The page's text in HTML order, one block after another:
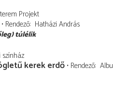
Projekt
Rendező Hatházi András
túlélik
kerek erdő Rendező Albu